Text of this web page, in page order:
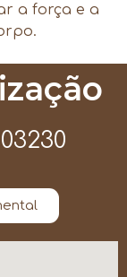
a força e a